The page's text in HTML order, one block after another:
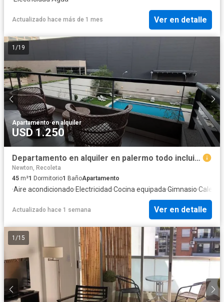
Actualizado hace más de 1 mes Ver en detalle
1 /19
Apartamento·en alquiler
USD 1.250
Departamento en alquiler en palermo todo incluido
Newton, Recoleta
45 m²1 Dormitorio1 BañoApartamento
·Aire acondicionado·Electricidad·Cocina equipada·Gimnasio·
Actualizado hace 1 semana Ver en detalle
1 /15